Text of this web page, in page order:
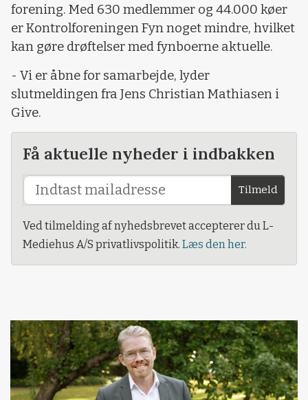
forening. Med 630 medlemmer og 44.000 køer
er Kontrolforeningen Fyn noget mindre, hvilket
kan gøre drøftelser med fynboerne aktuelle.
- Vi er åbne for samarbejde, lyder
slutmeldingen fra Jens Christian Mathiasen i
Give.
Få aktuelle nyheder i indbakken
Tilmeld
Ved tilmelding af nyhedsbrevet accepterer du L-
Mediehus A/S privatlivspolitik. Læs den her.